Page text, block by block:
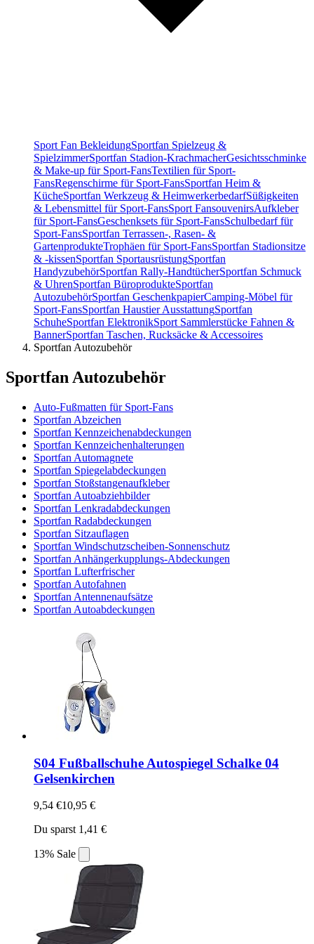
Sport Fan BekleidungSportfan Spielzeug &
SpielzimmerSportfan Stadion-KrachmacherGesichtsschminke
& Make-up für Sport-FansTextilien für Sport-
FansRegenschirme für Sport-FansSportfan Heim &
KücheSportfan Werkzeug & HeimwerkerbedarfSüßigkeiten
& Lebensmittel für Sport-FansSport FansouvenirsAufkleber
für Sport-FansGeschenksets für Sport-FansSchulbedarf für
Sport-FansSportfan Terrassen-, Rasen- &
GartenprodukteTrophäen für Sport-FansSportfan Stadionsitze
& -kissenSportfan SportausrüstungSportfan
HandyzubehörSportfan Rally-HandtücherSportfan Schmuck
& UhrenSportfan BüroprodukteSportfan
AutozubehörSportfan GeschenkpapierCamping-Möbel für
Sport-FansSportfan Haustier AusstattungSportfan
SchuheSportfan ElektronikSport Sammlerstücke Fahnen &
BannerSportfan Taschen, Rucksäcke & Accessoires
Sportfan Autozubehör
Sportfan Autozubehör
Auto-Fußmatten für Sport-Fans
Sportfan Abzeichen
Sportfan Kennzeichenabdeckungen
Sportfan Kennzeichenhalterungen
Sportfan Automagnete
Sportfan Spiegelabdeckungen
Sportfan Stoßstangenaufkleber
Sportfan Autoabziehbilder
Sportfan Lenkradabdeckungen
Sportfan Radabdeckungen
Sportfan Sitzauflagen
Sportfan Windschutzscheiben-Sonnenschutz
Sportfan Anhängerkupplungs-Abdeckungen
Sportfan Lufterfrischer
Sportfan Autofahnen
Sportfan Antennenaufsätze
Sportfan Autoabdeckungen
S04 Fußballschuhe Autospiegel Schalke 04
Gelsenkirchen
9,54 €10,95 €
Du sparst 1,41 €
13% Sale